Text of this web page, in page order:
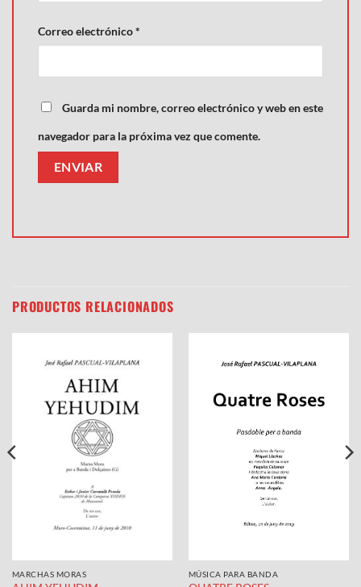
Correo electrónico*
Guarda mi nombre, correo electrónico y web en este
navegador para la próxima vez que comente.
PRODUCTOS RELACIONADOS
MARCHAS MORAS MÚSICA PARA BANDA